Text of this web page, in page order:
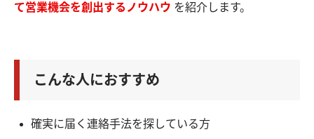
て営業機会を創出するノウハウ を紹介します。
こんな人におすすめ
確実に届く連絡手法を探している方